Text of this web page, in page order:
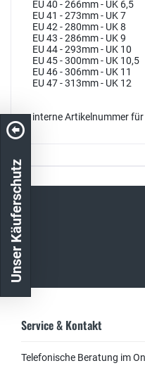
EU 40 - 266mm - UK 6,5
EU 41 - 273mm - UK 7
EU 42 - 280mm - UK 8
EU 43 - 286mm - UK 9
EU 44 - 293mm - UK 10
EU 45 - 300mm - UK 10,5
EU 46 - 306mm - UK 11
EU 47 - 313mm - UK 12
interne Artikelnummer
Service & Kontakt
Telefonische Beratung im
Unser Käuferschutz